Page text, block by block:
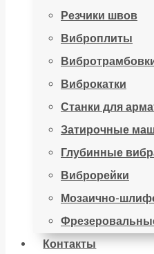
Резчики швов
Виброплиты
Виброкатки
Станки для
Затирочные
Глубинные
Виброрейки
Мозаично-
Контакты